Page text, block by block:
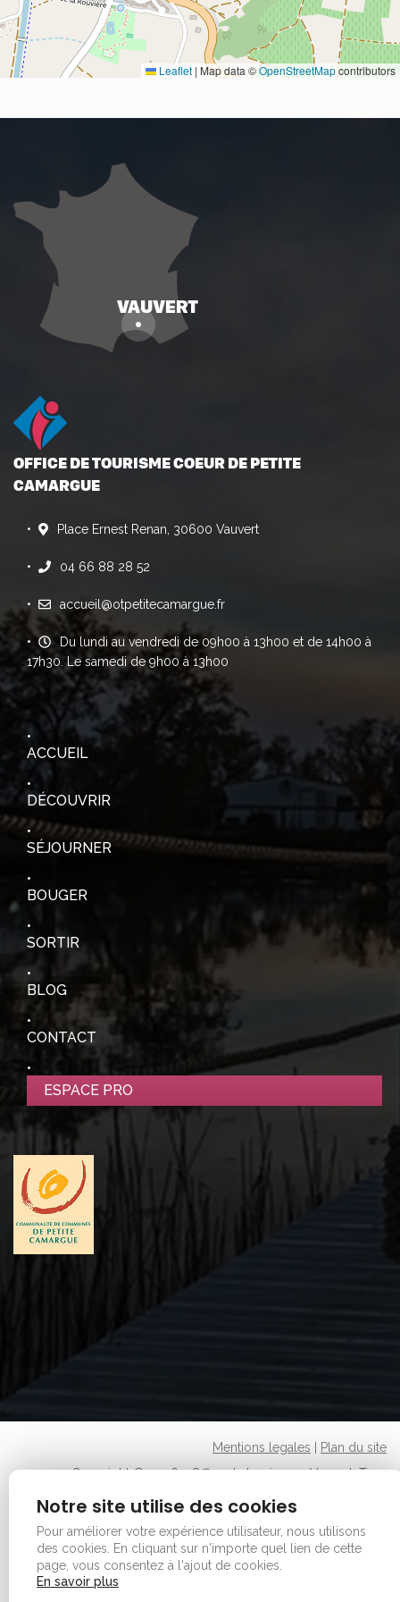
Leaflet | Map data ©OpenStreetMapcontributors
OFFICE DE TOURISME COEUR DE PETITE
CAMARGUE
Place Ernest Renan, 30600 Vauvert
04 66 88 28 52
accueil@otpetitecamargue.fr
Du lundi au vendredi de 09h00 à 13h00 et de 14h00 à
17h30. Le samedi de 9h00 à 13h00
ACCUEIL
DÉCOUVRIR
SÉJOURNER
BOUGER
SORTIR
BLOG
CONTACT
ESPACE PRO
Mentions legales
Plan du site
Copyright © 2026 - Office de tourisme - Vauvert. Tous
Notre site utilise des cookies
Pour améliorer votre expérience utilisateur, nous utilisons
des cookies.
En cliquant sur n'importe quel lien de cette
page, vous consentez à l'ajout de cookies.
En savoir plus